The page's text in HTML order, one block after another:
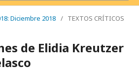
Diciembre 2018 / TEXTOS CRÍTICOS
de Elidia Kreutzer